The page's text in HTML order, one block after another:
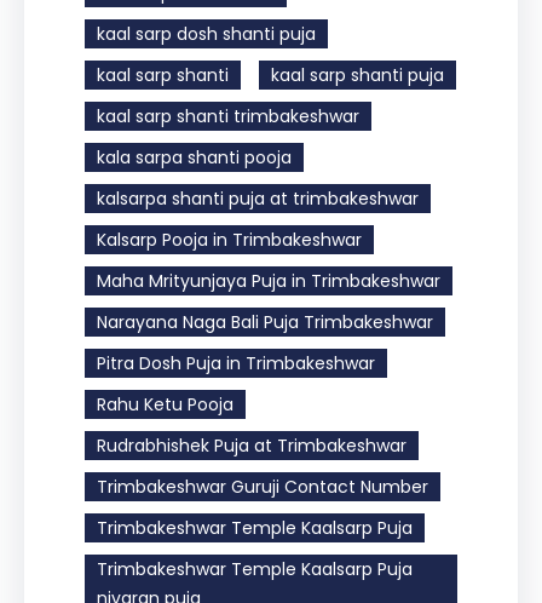
kaal sarp dosh shanti puja
kaal sarp shanti
kaal sarp shanti puja
kaal sarp shanti trimbakeshwar
kala sarpa shanti pooja
kalsarpa shanti puja at trimbakeshwar
Kalsarp Pooja in Trimbakeshwar
Maha Mrityunjaya Puja in Trimbakeshwar
Narayana Naga Bali Puja Trimbakeshwar
Pitra Dosh Puja in Trimbakeshwar
Rahu Ketu Pooja
Rudrabhishek Puja at Trimbakeshwar
Trimbakeshwar Guruji Contact Number
Trimbakeshwar Temple Kaalsarp Puja
Trimbakeshwar Temple Kaalsarp Puja